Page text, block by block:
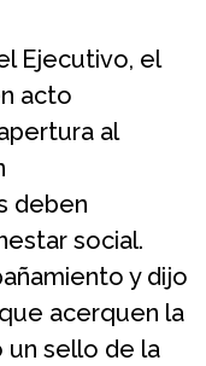
Ejecutivo, el
acto
al
deben
social.
y dijo
acerquen la
un sello de la